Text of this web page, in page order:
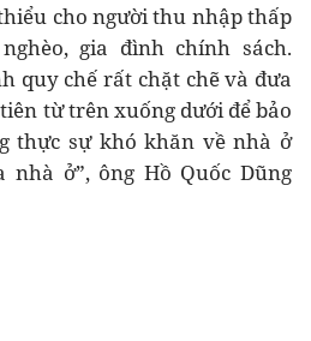
cho người thu nhập thấp
gia đình chính sách.
quy chế rất chặt chẽ và đưa
từ trên xuống dưới để bảo
thực sự khó khăn về nhà ở
nhà ở”, ông Hồ Quốc Dũng